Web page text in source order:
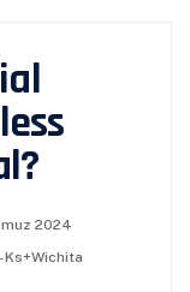
2024